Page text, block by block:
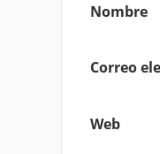
Nombre
Correo
Web